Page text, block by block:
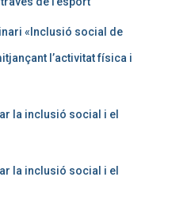
«Inclusió social de
l’activitat física i
la inclusió social i el
la inclusió social i el